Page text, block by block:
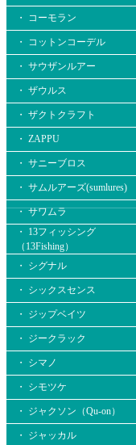
・ コーモラン
・ コットンコーデル
・ サウザンルアー
・ ザウルス
・ ザクトクラフト
・ ZAPPU
・ サニーブロス
・ サムルアーズ(sumlures)
・ サワムラ
・ 13フィッシング
（13Fishing）
・ シグナル
・ シックスセンス
・ ジップベイツ
・ ジークラック
・ シマノ
・ シモツケ
・ ジャクソン（Qu-on）
・ ジャッカル